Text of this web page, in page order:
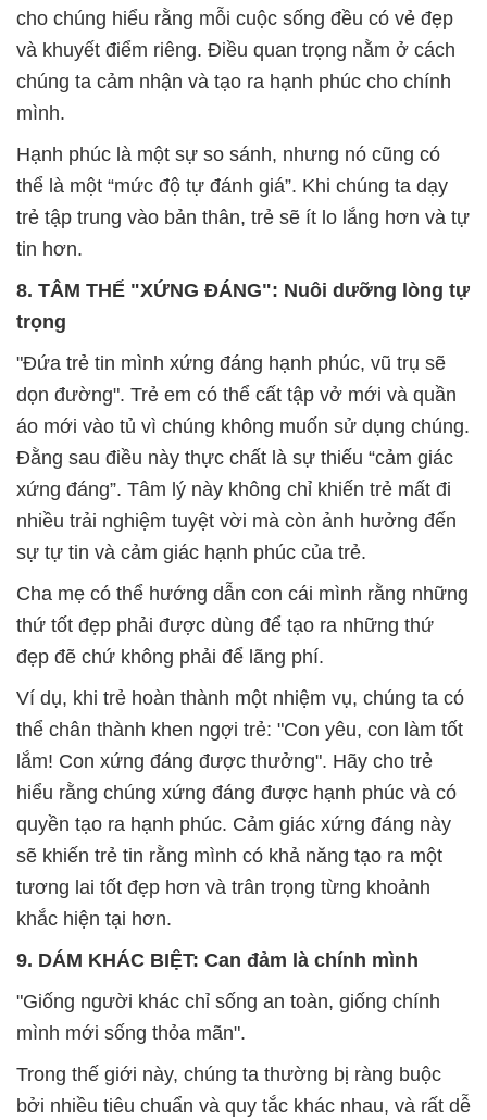
cho chúng hiểu rằng mỗi cuộc sống đều có vẻ đẹp
và khuyết điểm riêng. Điều quan trọng nằm ở cách
chúng ta cảm nhận và tạo ra hạnh phúc cho chính
mình.
Hạnh phúc là một sự so sánh, nhưng nó cũng có
thể là một “mức độ tự đánh giá”. Khi chúng ta dạy
trẻ tập trung vào bản thân, trẻ sẽ ít lo lắng hơn và tự
tin hơn.
8. TÂM THẾ "XỨNG ĐÁNG": Nuôi dưỡng lòng tự
trọng
"Đứa trẻ tin mình xứng đáng hạnh phúc, vũ trụ sẽ
dọn đường". Trẻ em có thể cất tập vở mới và quần
áo mới vào tủ vì chúng không muốn sử dụng chúng.
Đằng sau điều này thực chất là sự thiếu “cảm giác
xứng đáng”. Tâm lý này không chỉ khiến trẻ mất đi
nhiều trải nghiệm tuyệt vời mà còn ảnh hưởng đến
sự tự tin và cảm giác hạnh phúc của trẻ.
Cha mẹ có thể hướng dẫn con cái mình rằng những
thứ tốt đẹp phải được dùng để tạo ra những thứ
đẹp đẽ chứ không phải để lãng phí.
Ví dụ, khi trẻ hoàn thành một nhiệm vụ, chúng ta có
thể chân thành khen ngợi trẻ: "Con yêu, con làm tốt
lắm! Con xứng đáng được thưởng". Hãy cho trẻ
hiểu rằng chúng xứng đáng được hạnh phúc và có
quyền tạo ra hạnh phúc. Cảm giác xứng đáng này
sẽ khiến trẻ tin rằng mình có khả năng tạo ra một
tương lai tốt đẹp hơn và trân trọng từng khoảnh
khắc hiện tại hơn.
9. DÁM KHÁC BIỆT: Can đảm là chính mình
"Giống người khác chỉ sống an toàn, giống chính
mình mới sống thỏa mãn".
Trong thế giới này, chúng ta thường bị ràng buộc
bởi nhiều tiêu chuẩn và quy tắc khác nhau, và rất dễ